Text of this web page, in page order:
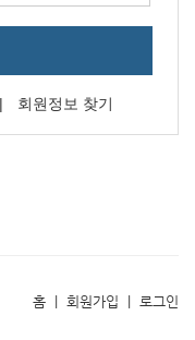
| 회원정보 찾기
홈 회원가입 로그인